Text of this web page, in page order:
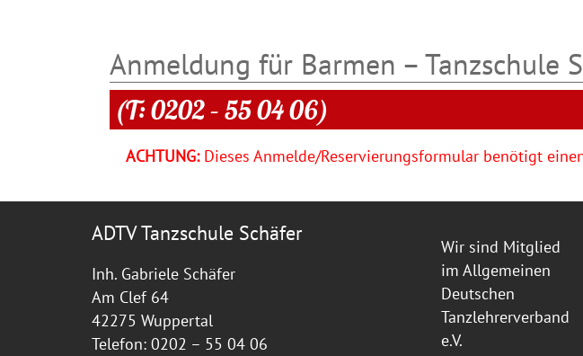
Anmeldung für Barmen – Tanzschule
(T: 0202 – 55 04 06)
ACHTUNG:Dieses Anmelde/Reservierungsformular benötigt
ADTV Tanzschule Schäfer
Inh. Gabriele Schäfer
Am Clef 64
42275 Wuppertal
Telefon: 0202 – 55 04 06
Wir sind Mitglied
im Allgemeinen
Deutschen
Tanzlehrerverband
e.V.